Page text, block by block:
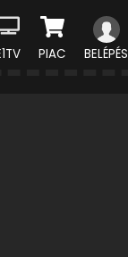
PIAC BELÉPÉS